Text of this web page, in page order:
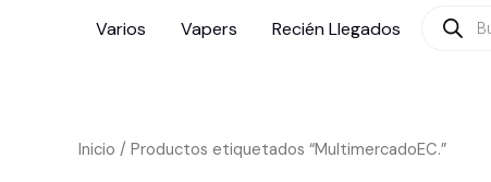
Varios
Vapers Recién Llegados
Búsqueda
Inicio / Productos etiquetados “MultimercadoEC.”